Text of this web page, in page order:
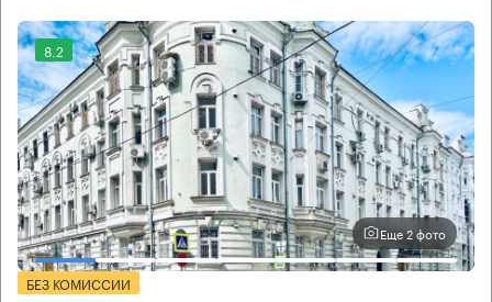
8.2
Еще 2 фото
БЕЗ КОМИССИИ